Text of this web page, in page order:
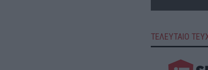
ΤΕΛΕΥΤΑΙΟ